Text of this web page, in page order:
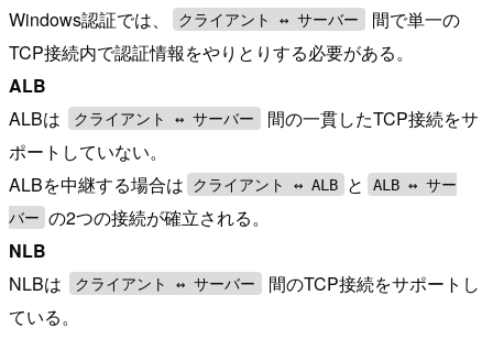
Windows認証では、
クライアント ↔︎ サーバー
間で単一の
TCP接続内で認証情報をやりとりする必要がある。
ALB
ALBは
クライアント ↔︎ サーバー
間の一貫したTCP接続をサ
ポートしていない。
ALBを中継する場合は
クライアント ↔︎ ALB と
ALB ↔︎ サー
バー の2つの接続が確立される。
NLB
NLBは
クライアント ↔︎ サーバー
間のTCP接続をサポートし
ている。